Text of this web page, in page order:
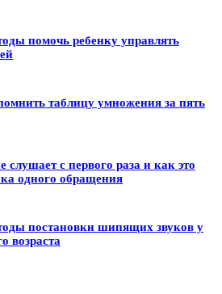
помочь ребенку управлять
таблицу умножения за пять
слушает с первого раза и как это
одного обращения
постановки шипящих звуков у
возраста